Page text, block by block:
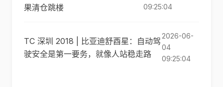
果清仓跳楼
09:25:04
TC 深圳 2018 | 比亚迪舒酉星：自动驾
驶安全是第一要务，就像人站稳走路
2026-06-
04
09:25:04